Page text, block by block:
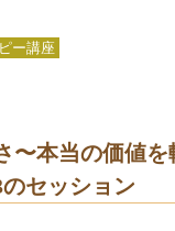
ー講座
〜本当の価値
セッション